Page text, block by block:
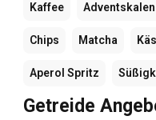
Kaffee
Chips Matcha
Aperol Spritz
Getreide